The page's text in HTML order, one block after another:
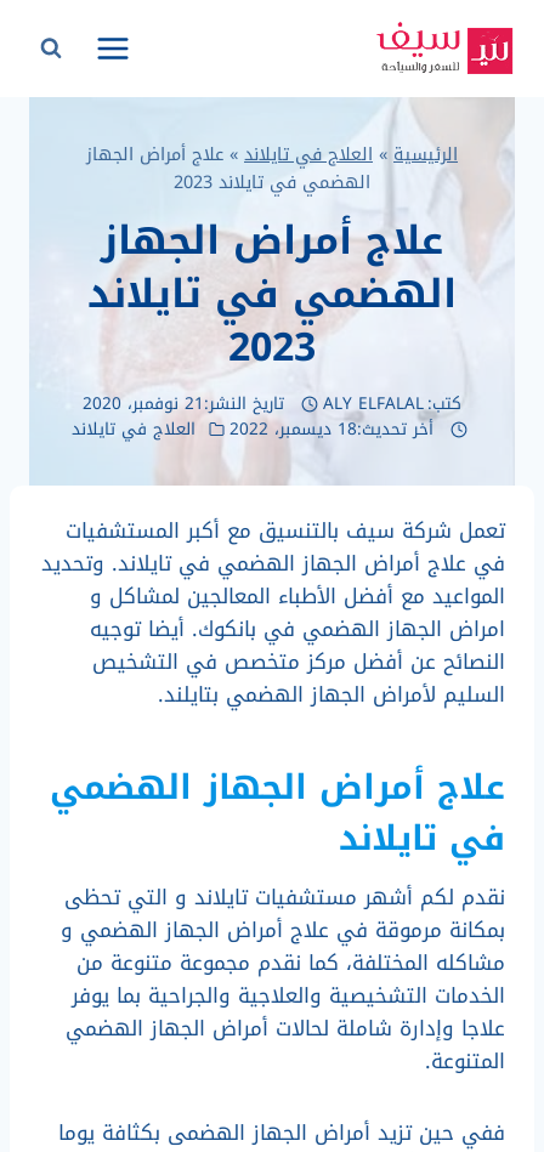
المحتوى
الرئيسية»العلاج في تايلاند»علاج أمراض الجهاز
الهضمي في تايلاند 2023
علاج أمراض الجهاز
الهضمي في تايلاند
2023
كتب:ALY ELFALAL تاريخ النشر:21 نوفمبر، 2020
أخر تحديث:18 ديسمبر، 2022 العلاج في تايلاند
تعمل شركة سيف بالتنسيق مع أكبر المستشفيات
في علاج أمراض الجهاز الهضمي في تايلاند. وتحديد
المواعيد مع أفضل الأطباء المعالجين لمشاكل و
امراض الجهاز الهضمي في بانكوك. أيضا توجيه
النصائح عن أفضل مركز متخصص في التشخيص
السليم لأمراض الجهاز الهضمي بتايلند.
علاج أمراض الجهاز الهضمي
في تايلاند
نقدم لكم أشهر مستشفيات تايلاند و التي تحظى
بمكانة مرموقة في علاج أمراض الجهاز الهضمي و
مشاكله المختلفة، كما نقدم مجموعة متنوعة من
الخدمات التشخيصية والعلاجية والجراحية بما يوفر
علاجا وإدارة شاملة لحالات أمراض الجهاز الهضمي
المتنوعة.
ففي حين تزيد أمراض الجهاز الهضمى بكثافة يوما